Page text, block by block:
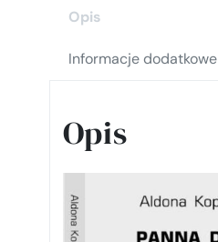
Opis
Informacje dodatkowe
Opis